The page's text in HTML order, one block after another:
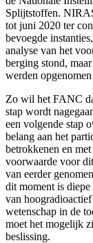
Splijtstoffen.
tot juni 2020 ter
bevoegde
analyse van het
berging stond,
werden
Zo wil het FANC
stap wordt
een volgende stap
belang aan het
betrokkenen en
voorwaarde voor
van eerder
dit moment is
van
wetenschap in de
moet het mogelijk
beslissing.